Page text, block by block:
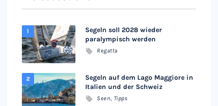
Segeln soll 2028 wieder
paralympisch werden
Regatta
Segeln auf dem Lago Maggiore in
Italien und der Schweiz
Seen, Tipps